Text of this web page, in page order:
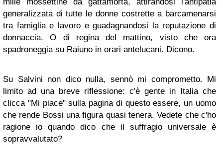
generalizzata di tutte le donne costrette a barcamenarsi
tra famiglia e lavoro e guadagnandosi la reputazione di
donnaccia. O di regina del mattino, visto che ora
spadroneggia su Raiuno in orari antelucani. Dicono.
Su Salvini non dico nulla, sennò mi comprometto. Mi
limito ad una breve riflessione: c'è gente in Italia che
clicca "Mi piace" sulla pagina di questo essere, un uomo
che rende Bossi una figura quasi tenera. Vedete che c'ho
ragione io quando dico che il suffragio universale è
sopravvalutato?